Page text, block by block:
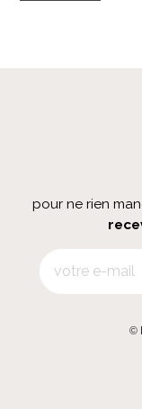
pour ne rien
©